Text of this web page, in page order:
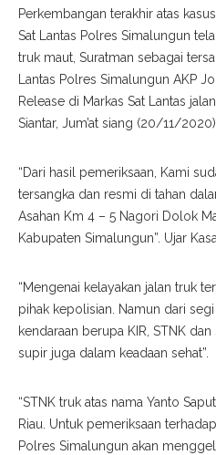
Perkembangan terakhir atas
Sat Lantas Polres Simalungun
truk maut, Suratman sebagai
Lantas Polres Simalungun AKP
Release di Markas Sat Lantas
Siantar, Jum’at siang (20/11/2020)
“Dari hasil pemeriksaan, Kami
tersangka dan resmi di tahan
Asahan Km 4 – 5 Nagori Dolok
Kabupaten Simalungun”. Ujar
“Mengenai kelayakan jalan truk
pihak kepolisian. Namun dari
kendaraan berupa KIR, STNK
supir juga dalam keadaan sehat”.
“STNK truk atas nama Yanto
Riau. Untuk pemeriksaan
Polres Simalungun akan